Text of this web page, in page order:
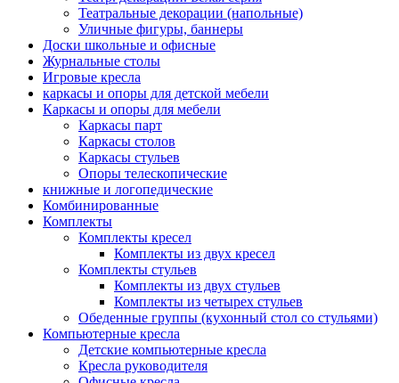
Театральные декорации (напольные)
Уличные фигуры, баннеры
Доски школьные и офисные
Журнальные столы
Игровые кресла
каркасы и опоры для детской мебели
Каркасы и опоры для мебели
Каркасы парт
Каркасы столов
Каркасы стульев
Опоры телескопические
книжные и логопедические
Комбинированные
Комплекты
Комплекты кресел
Комплекты из двух кресел
Комплекты стульев
Комплекты из двух стульев
Комплекты из четырех стульев
Обеденные группы (кухонный стол со стульями)
Компьютерные кресла
Детские компьютерные кресла
Кресла руководителя